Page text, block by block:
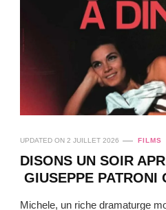
UPDATED ON 2 JUILLET 2026 FILMS
DISONS UN SOIR
GIUSEPPE PATRONI
Michele, un riche dramaturge